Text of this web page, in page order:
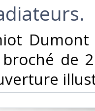
Dumont
de